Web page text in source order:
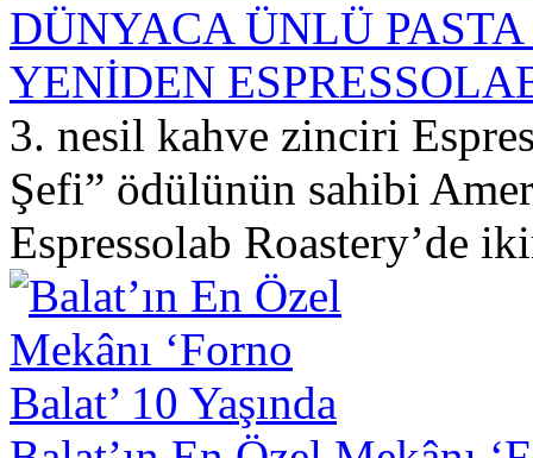
DÜNYACA ÜNLÜ
YENİDEN
3. nesil kahve zinciri
Şefi” ödülünün sahibi
Espressolab Roastery’de